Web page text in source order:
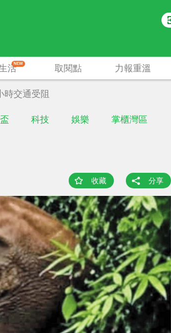
科技 娛樂 掌櫃灣區
活NEW 取閱點 力報重溫
時交通受阻
收藏 分享